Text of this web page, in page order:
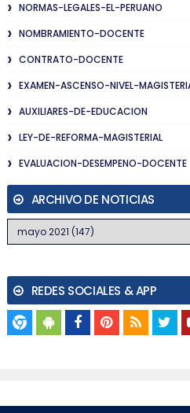
NORMAS-LEGALES-EL-PERUANO
NOMBRAMIENTO-DOCENTE
CONTRATO-DOCENTE
EXAMEN-ASCENSO-NIVEL-
AUXILIARES-DE-EDUCACION
LEY-DE-REFORMA-MAGISTERIAL
EVALUACION-DESEMPENO-DOCENTE
ARCHIVO DE NOTICIAS
REDES SOCIALES & APP